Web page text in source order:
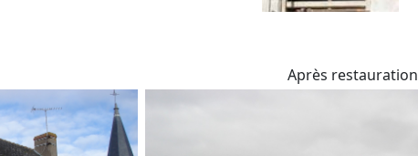
Après restauration